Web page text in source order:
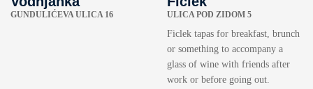
GUNDULIĆEVA ULICA 16 ULICA POD ZIDOM 5
Ficlek tapas for breakfast, brunch
or something to accompany a
glass of wine with friends after
work or before going out.